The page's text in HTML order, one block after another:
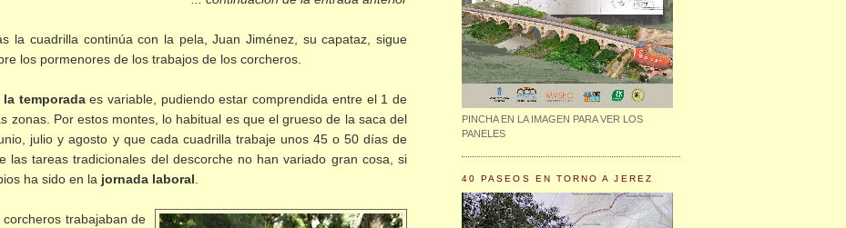
la cuadrilla continúa con la pela, Juan Jiménez, su capataz, sigue
los pormenores de los trabajos de los corcheros.
temporadaes variable, pudiendo estar comprendida entre el 1 de
zonas. Por estos montes, lo habitual es que el grueso de la saca del
julio y agosto y que cada cuadrilla trabaje unos 45 o 50 días de
las tareas tradicionales del descorche no han variado gran cosa, si
ha sido en la jornada laboral.
trabajaban de
PINCHA EN LA IMAGEN PARA VER LOS
PANELES
40 PASEOS EN TORNO A JEREZ